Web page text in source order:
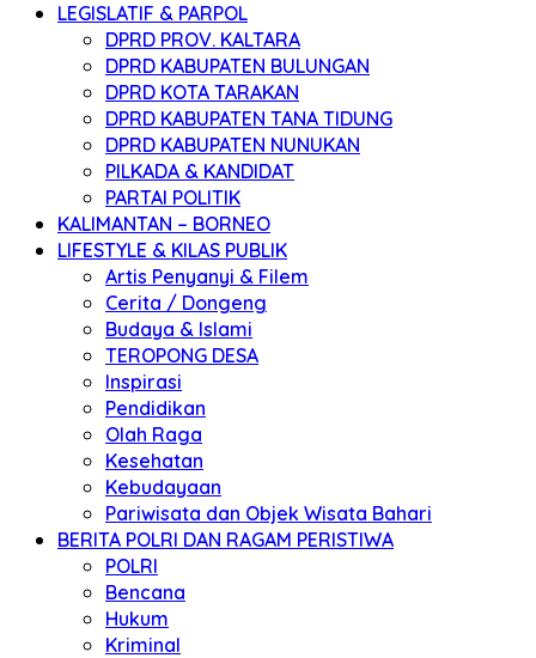
LEGISLATIF & PARPOL
DPRD PROV. KALTARA
DPRD KABUPATEN BULUNGAN
DPRD KOTA TARAKAN
DPRD KABUPATEN TANA TIDUNG
DPRD KABUPATEN NUNUKAN
PILKADA & KANDIDAT
PARTAI POLITIK
KALIMANTAN – BORNEO
LIFESTYLE & KILAS PUBLIK
Artis Penyanyi & Filem
Cerita / Dongeng
Budaya & Islami
TEROPONG DESA
Inspirasi
Pendidikan
Olah Raga
Kesehatan
Kebudayaan
Pariwisata dan Objek Wisata Bahari
BERITA POLRI DAN RAGAM PERISTIWA
POLRI
Bencana
Hukum
Kriminal